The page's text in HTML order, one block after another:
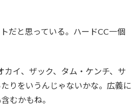
だと思っている。ハードCC一個
カイ、ザック、タム・ケンチ、サ
りをいうんじゃないかな。広義に
むかもね。